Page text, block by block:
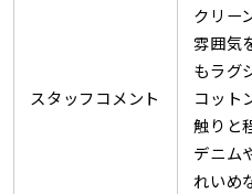
スタッフコメント
クリー
雰囲気
もラグ
コット
触りと
デニム
れいめ